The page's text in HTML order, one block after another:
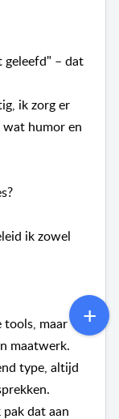
geleefd" – dat
ik zorg er
humor en
ik zowel
tools, maar
maatwerk.
type, altijd
dat aan